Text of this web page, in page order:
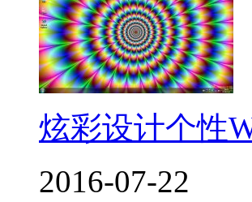
炫彩设计个性
2016-07-22